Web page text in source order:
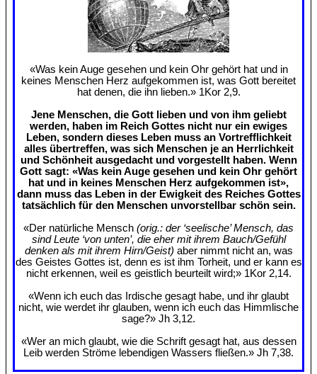
«Was kein Auge gesehen und kein Ohr gehört hat und in
keines Menschen Herz aufgekommen ist, was Gott bereitet
hat denen, die ihn lieben.» 1Kor 2,9.
Jene Menschen, die Gott lieben und von ihm geliebt
werden, haben im Reich Gottes nicht nur ein ewiges
Leben, sondern dieses Leben muss an Vortrefflichkeit
alles übertreffen, was sich Menschen je an Herrlichkeit
und Schönheit ausgedacht und vorgestellt haben. Wenn
Gott sagt: «Was kein Auge gesehen und kein Ohr gehört
hat und in keines Menschen Herz aufgekommen ist»,
dann muss das Leben in der Ewigkeit des Reiches Gottes
tatsächlich für den Menschen unvorstellbar schön sein.
«Der natürliche Mensch (orig.: der ‘seelische’ Mensch, das
sind Leute ‘von unten’, die eher mit ihrem Bauch/Gefühl
denken als mit ihrem Hirn/Geist) aber nimmt nicht an, was
des Geistes Gottes ist, denn es ist ihm Torheit, und er kann es
nicht erkennen, weil es geistlich beurteilt wird;» 1Kor 2,14.
«Wenn ich euch das Irdische gesagt habe, und ihr glaubt
nicht, wie werdet ihr glauben, wenn ich euch das Himmlische
sage?» Jh 3,12.
«Wer an mich glaubt, wie die Schrift gesagt hat, aus dessen
Leib werden Ströme lebendigen Wassers fließen.» Jh 7,38.